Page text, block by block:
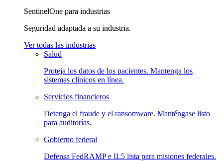
SentinelOne para industrias
Seguridad adaptada a su industria.
Ver todas las industrias
Salud
Proteja los datos de los pacientes. Mantenga los
sistemas clínicos en línea.
Servicios financieros
Detenga el fraude y el ransomware. Manténgase listo
para auditorías.
Gobierno federal
Defensa FedRAMP e IL5 lista para misiones federales.